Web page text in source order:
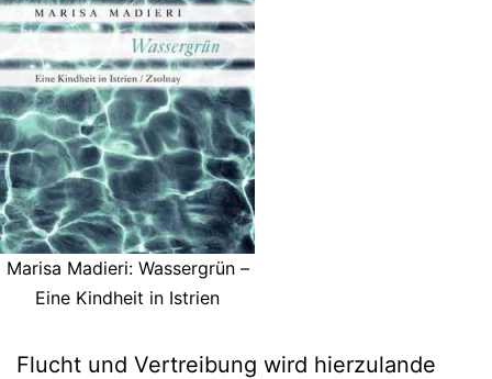
Marisa Madieri: Wassergrün –
Eine Kindheit in Istrien
Flucht und Vertreibung wird hierzulande